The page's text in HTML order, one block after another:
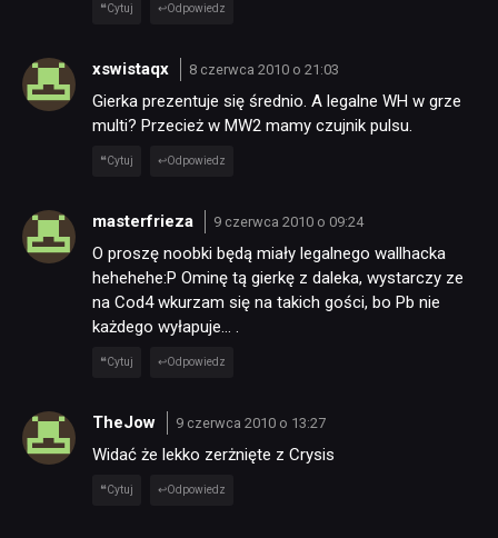
Cytuj Odpowiedz
xswistaqx 8 czerwca 2010 o 21:03
Gierka prezentuje się średnio. A legalne WH w grze
multi? Przecież w MW2 mamy czujnik pulsu.
Cytuj Odpowiedz
masterfrieza 9 czerwca 2010 o 09:24
O proszę noobki będą miały legalnego wallhacka
hehehehe:P Ominę tą gierkę z daleka, wystarczy ze
na Cod4 wkurzam się na takich gości, bo Pb nie
każdego wyłapuje… .
Cytuj Odpowiedz
TheJow 9 czerwca 2010 o 13:27
Widać że lekko zerżnięte z Crysis
Cytuj Odpowiedz